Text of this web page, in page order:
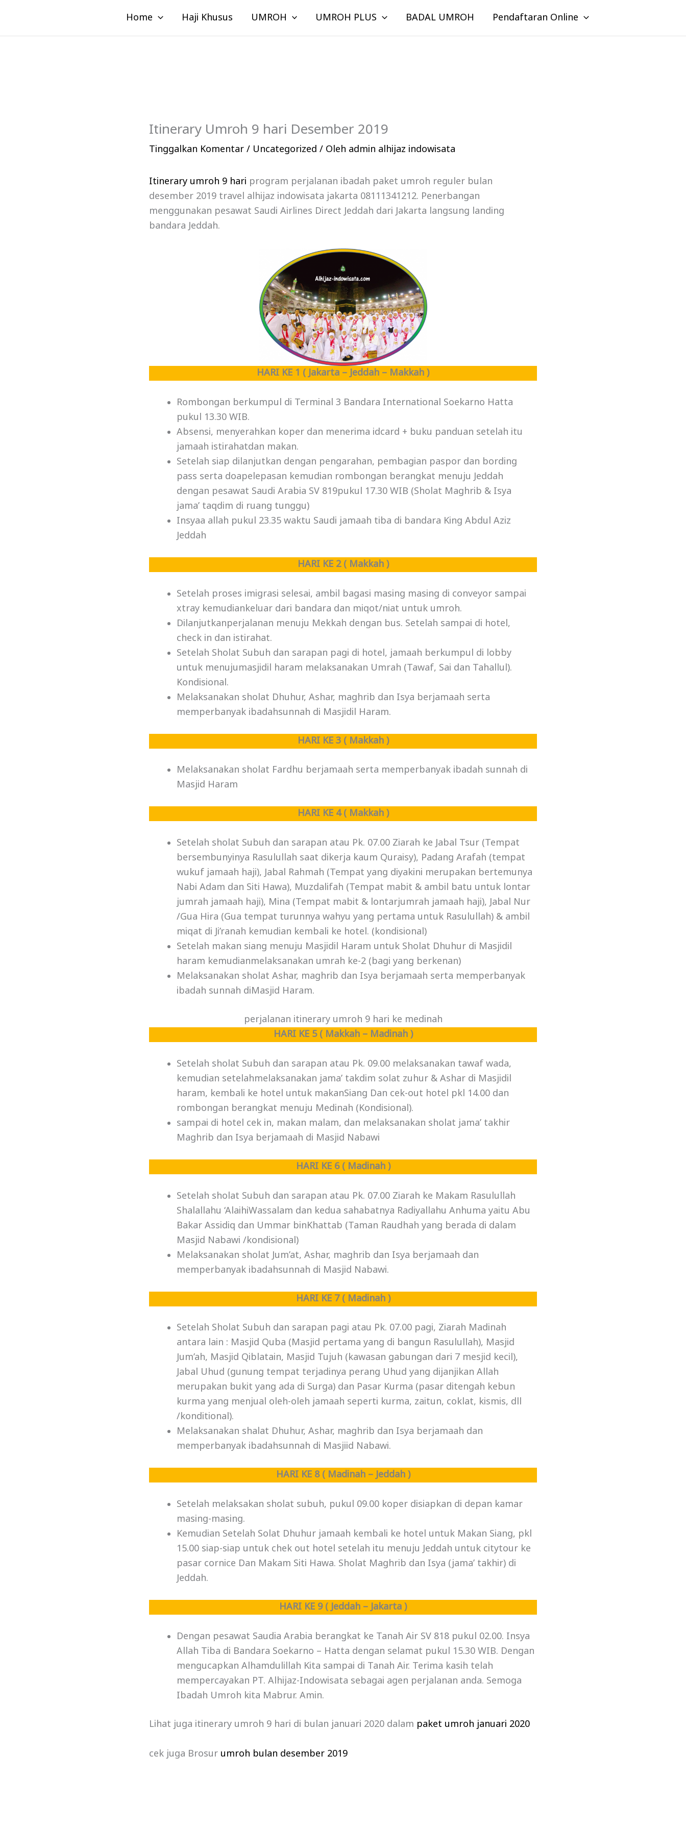
konten
Home Haji Khusus UMROH UMROH PLUS BADAL UMROH Pendaftaran Online
Itinerary Umroh 9 hari Desember 2019
Tinggalkan Komentar / Uncategorized / Oleh admin alhijaz indowisata
Itinerary umroh 9 hari program perjalanan ibadah paket umroh reguler bulan
desember 2019 travel alhijaz indowisata jakarta 08111341212. Penerbangan
menggunakan pesawat Saudi Airlines Direct Jeddah dari Jakarta langsung landing
bandara Jeddah.
HARI KE 1 ( Jakarta – Jeddah – Makkah )
Rombongan berkumpul di Terminal 3 Bandara International Soekarno Hatta
pukul 13.30 WIB.
Absensi, menyerahkan koper dan menerima idcard + buku panduan setelah itu
jamaah istirahatdan makan.
Setelah siap dilanjutkan dengan pengarahan, pembagian paspor dan bording
pass serta doapelepasan kemudian rombongan berangkat menuju Jeddah
dengan pesawat Saudi Arabia SV 819pukul 17.30 WIB (Sholat Maghrib & Isya
jama’ taqdim di ruang tunggu)
Insyaa allah pukul 23.35 waktu Saudi jamaah tiba di bandara King Abdul Aziz
Jeddah
HARI KE 2 ( Makkah )
Setelah proses imigrasi selesai, ambil bagasi masing masing di conveyor sampai
xtray kemudiankeluar dari bandara dan miqot/niat untuk umroh.
Dilanjutkanperjalanan menuju Mekkah dengan bus. Setelah sampai di hotel,
check in dan istirahat.
Setelah Sholat Subuh dan sarapan pagi di hotel, jamaah berkumpul di lobby
untuk menujumasjidil haram melaksanakan Umrah (Tawaf, Sai dan Tahallul).
Kondisional.
Melaksanakan sholat Dhuhur, Ashar, maghrib dan Isya berjamaah serta
memperbanyak ibadahsunnah di Masjidil Haram.
HARI KE 3 ( Makkah )
Melaksanakan sholat Fardhu berjamaah serta memperbanyak ibadah sunnah di
Masjid Haram
HARI KE 4 ( Makkah )
Setelah sholat Subuh dan sarapan atau Pk. 07.00 Ziarah ke Jabal Tsur (Tempat
bersembunyinya Rasulullah saat dikerja kaum Quraisy), Padang Arafah (tempat
wukuf jamaah haji), Jabal Rahmah (Tempat yang diyakini merupakan bertemunya
Nabi Adam dan Siti Hawa), Muzdalifah (Tempat mabit & ambil batu untuk lontar
jumrah jamaah haji), Mina (Tempat mabit & lontarjumrah jamaah haji), Jabal Nur
/Gua Hira (Gua tempat turunnya wahyu yang pertama untuk Rasulullah) & ambil
miqat di Ji’ranah kemudian kembali ke hotel. (kondisional)
Setelah makan siang menuju Masjidil Haram untuk Sholat Dhuhur di Masjidil
haram kemudianmelaksanakan umrah ke-2 (bagi yang berkenan)
Melaksanakan sholat Ashar, maghrib dan Isya berjamaah serta memperbanyak
ibadah sunnah diMasjid Haram.
perjalanan itinerary umroh 9 hari ke medinah
HARI KE 5 ( Makkah – Madinah )
Setelah sholat Subuh dan sarapan atau Pk. 09.00 melaksanakan tawaf wada,
kemudian setelahmelaksanakan jama’ takdim solat zuhur & Ashar di Masjidil
haram, kembali ke hotel untuk makanSiang Dan cek-out hotel pkl 14.00 dan
rombongan berangkat menuju Medinah (Kondisional).
sampai di hotel cek in, makan malam, dan melaksanakan sholat jama’ takhir
Maghrib dan Isya berjamaah di Masjid Nabawi
HARI KE 6 ( Madinah )
Setelah sholat Subuh dan sarapan atau Pk. 07.00 Ziarah ke Makam Rasulullah
Shalallahu ‘AlaihiWassalam dan kedua sahabatnya Radiyallahu Anhuma yaitu Abu
Bakar Assidiq dan Ummar binKhattab (Taman Raudhah yang berada di dalam
Masjid Nabawi /kondisional)
Melaksanakan sholat Jum’at, Ashar, maghrib dan Isya berjamaah dan
memperbanyak ibadahsunnah di Masjid Nabawi.
HARI KE 7 ( Madinah )
Setelah Sholat Subuh dan sarapan pagi atau Pk. 07.00 pagi, Ziarah Madinah
antara lain : Masjid Quba (Masjid pertama yang di bangun Rasulullah), Masjid
Jum’ah, Masjid Qiblatain, Masjid Tujuh (kawasan gabungan dari 7 mesjid kecil),
Jabal Uhud (gunung tempat terjadinya perang Uhud yang dijanjikan Allah
merupakan bukit yang ada di Surga) dan Pasar Kurma (pasar ditengah kebun
kurma yang menjual oleh-oleh jamaah seperti kurma, zaitun, coklat, kismis, dll
/konditional).
Melaksanakan shalat Dhuhur, Ashar, maghrib dan Isya berjamaah dan
memperbanyak ibadahsunnah di Masjiid Nabawi.
HARI KE 8 ( Madinah – Jeddah )
Setelah melaksakan sholat subuh, pukul 09.00 koper disiapkan di depan kamar
masing-masing.
Kemudian Setelah Solat Dhuhur jamaah kembali ke hotel untuk Makan Siang, pkl
15.00 siap-siap untuk chek out hotel setelah itu menuju Jeddah untuk citytour ke
pasar cornice Dan Makam Siti Hawa. Sholat Maghrib dan Isya (jama’ takhir) di
Jeddah.
HARI KE 9 ( Jeddah – Jakarta )
Dengan pesawat Saudia Arabia berangkat ke Tanah Air SV 818 pukul 02.00. Insya
Allah Tiba di Bandara Soekarno – Hatta dengan selamat pukul 15.30 WIB. Dengan
mengucapkan Alhamdulillah Kita sampai di Tanah Air. Terima kasih telah
mempercayakan PT. Alhijaz-Indowisata sebagai agen perjalanan anda. Semoga
Ibadah Umroh kita Mabrur. Amin.
Lihat juga itinerary umroh 9 hari di bulan januari 2020 dalam paket umroh januari 2020
cek juga Brosur umroh bulan desember 2019